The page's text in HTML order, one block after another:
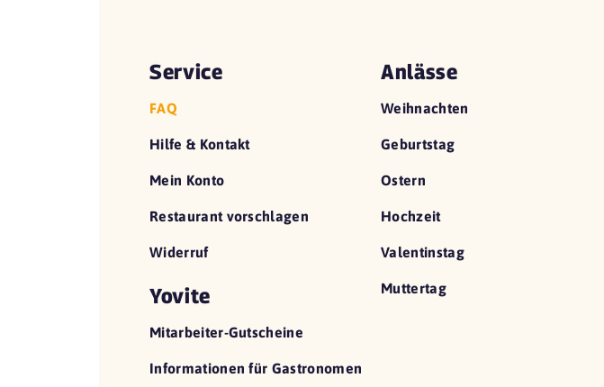
Service
FAQ
Hilfe & Kontakt
Mein Konto
Restaurant vorschlagen
Widerruf
Yovite
Mitarbeiter-Gutscheine
Informationen für Gastronomen
Anlässe
Weihnachten
Geburtstag
Ostern
Hochzeit
Valentinstag
Muttertag